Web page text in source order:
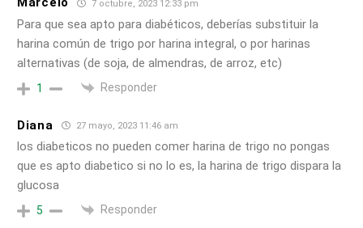
7 octubre, 2023 12:33 pm
Para que sea apto para diabéticos, deberías substituir la
harina común de trigo por harina integral, o por harinas
alternativas (de soja, de almendras, de arroz, etc)
1 Responder
Diana 27 mayo, 2023 11:46 am
los diabeticos no pueden comer harina de trigo no pongas
que es apto diabetico si no lo es, la harina de trigo dispara la
glucosa
5 Responder